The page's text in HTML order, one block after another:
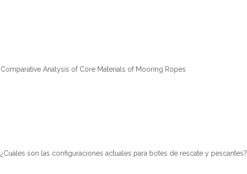
Comparative Analysis of Core Materials of Mooring Ropes
¿Cuáles son las configuraciones actuales para botes de rescate y pescantes?